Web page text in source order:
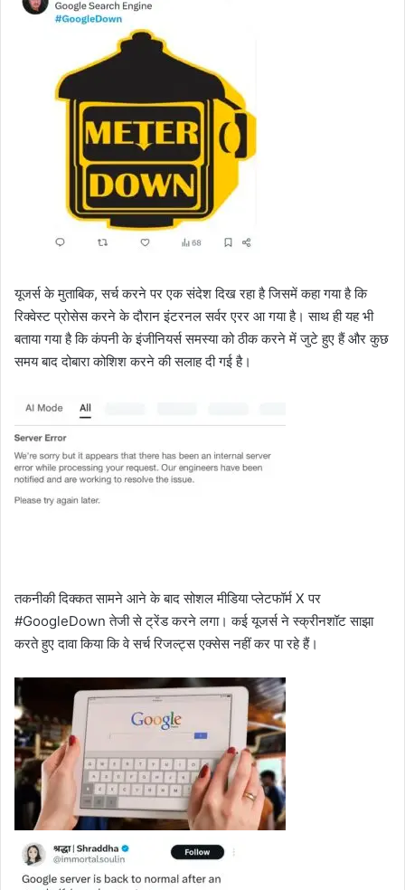
यूजर्स के मुताबिक, सर्च करने पर एक संदेश दिख रहा है जिसमें कहा गया है कि
रिक्वेस्ट प्रोसेस करने के दौरान इंटरनल सर्वर एरर आ गया है। साथ ही यह भी
बताया गया है कि कंपनी के इंजीनियर्स समस्या को ठीक करने में जुटे हुए हैं और कुछ
समय बाद दोबारा कोशिश करने की सलाह दी गई है।
तकनीकी दिक्कत सामने आने के बाद सोशल मीडिया प्लेटफॉर्म X पर
#GoogleDown तेजी से ट्रेंड करने लगा। कई यूजर्स ने स्क्रीनशॉट साझा
करते हुए दावा किया कि वे सर्च रिजल्ट्स एक्सेस नहीं कर पा रहे हैं।